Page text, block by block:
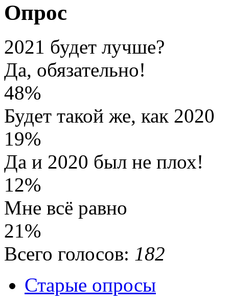
Опрос
2021 будет лучше?
Да, обязательно!
48%
Будет такой же, как 2020
19%
Да и 2020 был не плох!
12%
Мне всё равно
21%
Всего голосов: 182
Старые опросы